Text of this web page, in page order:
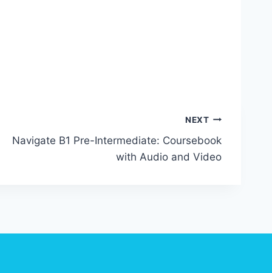
NEXT
Navigate B1 Pre-Intermediate: Coursebook
with Audio and Video